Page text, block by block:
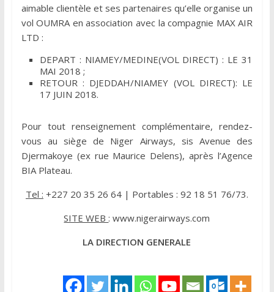
aimable clientèle et ses partenaires qu’elle organise un
vol OUMRA en association avec la compagnie MAX AIR
LTD :
DEPART : NIAMEY/MEDINE(VOL DIRECT) : LE 31
MAI 2018 ;
RETOUR : DJEDDAH/NIAMEY (VOL DIRECT): LE
17 JUIN 2018.
Pour tout renseignement complémentaire, rendez-
vous au siège de Niger Airways, sis Avenue des
Djermakoye (ex rue Maurice Delens), après l’Agence
BIA Plateau.
Tel : +227 20 35 26 64 | Portables : 92 18 51 76/73.
SITE WEB: www.nigerairways.com
LA DIRECTION GENERALE